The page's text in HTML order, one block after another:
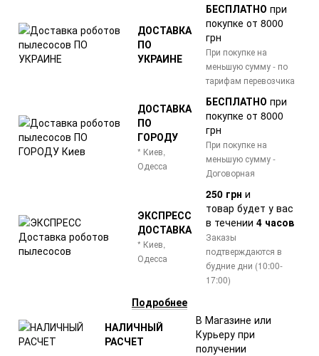
ДОСТАВКА
ПО
УКРАИНЕ
БЕСПЛАТНО при
покупке от 8000
грн
При покупке на
меньшую сумму - по
тарифам перевозчика
ДОСТАВКА
ПО
ГОРОДУ
* Киев,
Одесса
БЕСПЛАТНО при
покупке от 8000
грн
При покупке на
меньшую сумму -
Договорная
ЭКСПРЕСС
ДОСТАВКА
* Киев,
Одесса
250 грн и
товар будет у вас
в течении 4 часов
Заказы
подтверждаются в
будние дни (10:00-
17:00)
Подробнее
НАЛИЧНЫЙ
РАСЧЕТ
В Магазине или
Курьеру при
получении